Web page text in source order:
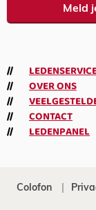
Meld
OVER ONS
CONTACT
LEDENPANEL
Colofon